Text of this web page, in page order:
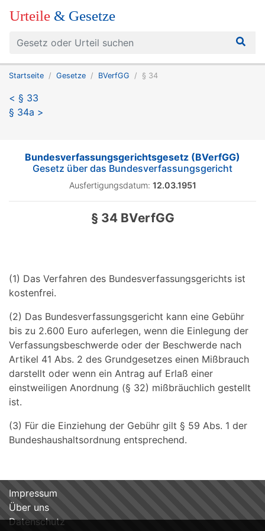
Urteile & Gesetze
Startseite Gesetze BVerfGG § 34
< § 33
§ 34a >
Bundesverfassungsgerichtsgesetz (BVerfGG)
Gesetz über das Bundesverfassungsgericht
Ausfertigungsdatum: 12.03.1951
§ 34 BVerfGG
(1) Das Verfahren des Bundesverfassungsgerichts ist
kostenfrei.
(2) Das Bundesverfassungsgericht kann eine Gebühr
bis zu 2.600 Euro auferlegen, wenn die Einlegung der
Verfassungsbeschwerde oder der Beschwerde nach
Artikel 41 Abs. 2 des Grundgesetzes einen Mißbrauch
darstellt oder wenn ein Antrag auf Erlaß einer
einstweiligen Anordnung (§ 32) mißbräuchlich gestellt
ist.
(3) Für die Einziehung der Gebühr gilt § 59 Abs. 1 der
Bundeshaushaltsordnung entsprechend.
Impressum
Über uns
Datenschutz